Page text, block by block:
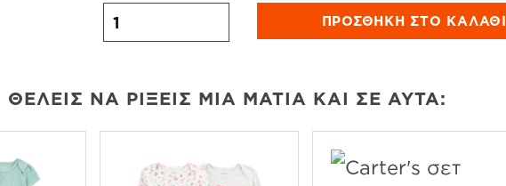
Carter's κορμάκι κοντομάνικο μωβ,''ONE'' ποσότητα
ΠΡΟΣΘΉΚΗ ΣΤΟ ΚΑΛΆΘΙ
ΘΈΛΕΙΣ ΝΑ ΡΊΞΕΙΣ ΜΙΑ ΜΑΤΙΆ ΚΑΙ ΣΕ ΑΥΤΆ: